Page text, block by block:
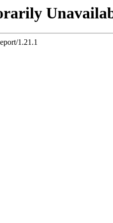
1.21.1